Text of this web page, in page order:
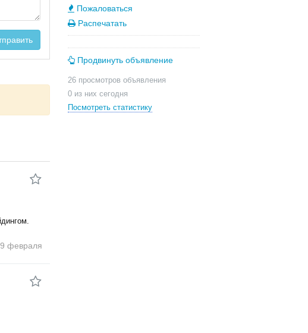
февраля
Пожаловаться
Распечатать
Продвинуть объявление
26 просмотров объявления
0 из них сегодня
Посмотреть статистику